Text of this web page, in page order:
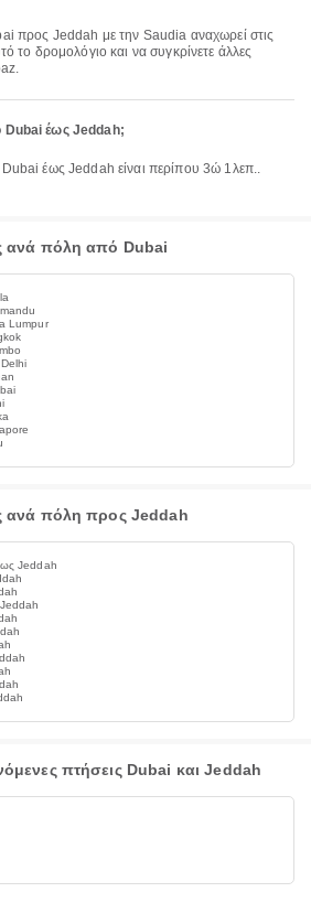
το δρομολόγιο και να συγκρίνετε άλλες
Dubai έως Jeddah;
Dubai έως Jeddah είναι περίπου 3ώ 1λεπ..
ανά πόλη από Dubai
Lumpur
ανά πόλη προς Jeddah
Jeddah
πτήσεις Dubai και Jeddah